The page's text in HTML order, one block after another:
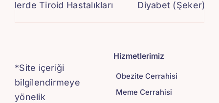
Tiroid Hastalıkları Diyabet (Şeker)
*Site içeriği
bilgilendirmeye
yönelik
Hizmetlerimiz
Obezite Cerrahisi
Meme Cerrahisi